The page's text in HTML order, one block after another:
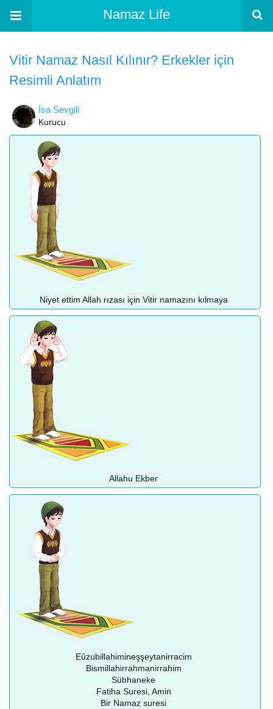
Namaz Life
Vitir Namaz Nasıl Kılınır? Erkekler için
Resimli Anlatım
İsa Sevgili
Kurucu
Niyet ettim Allah rızası için Vitir namazını kılmaya
Allahu Ekber
Eûzubillahimineşşeytanirracim
Bismillahirrahmanirrahim
Sübhaneke
Fatiha Suresi, Amin
Bir Namaz suresi